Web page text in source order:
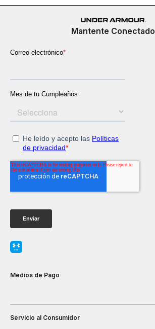
Mantente Conectado
Medios de Pago
Servicio al Consumidor